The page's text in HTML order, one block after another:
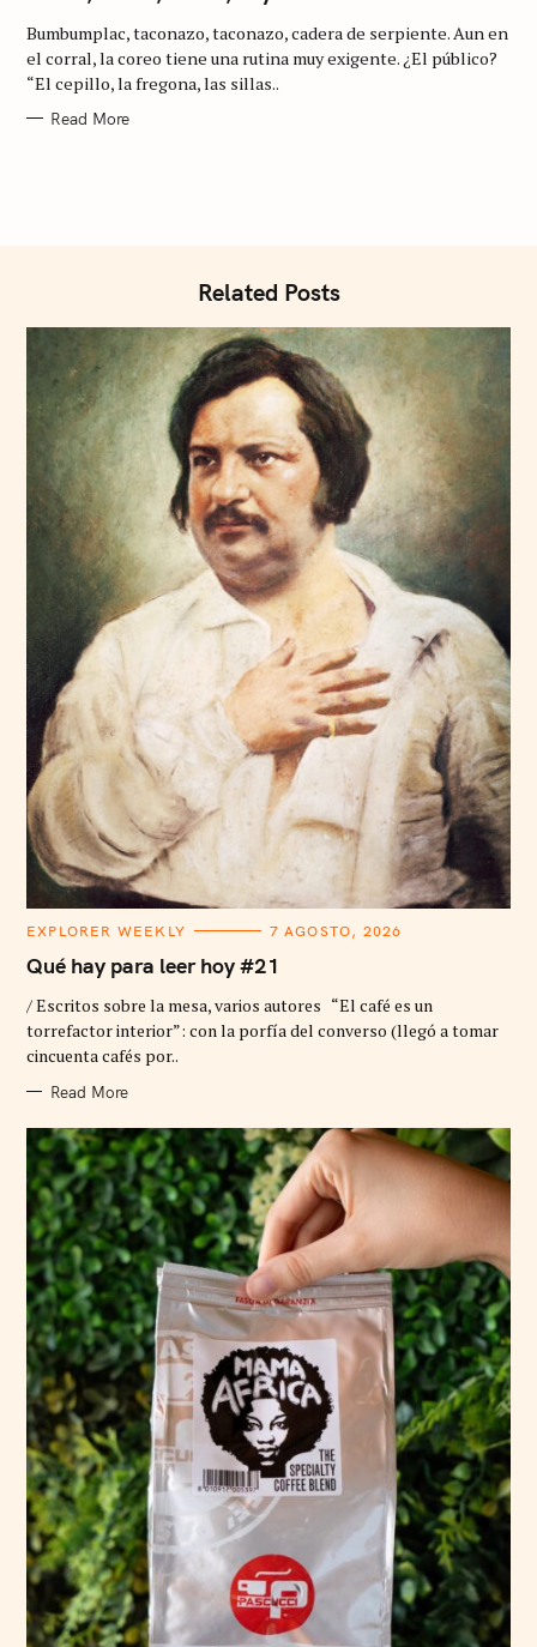
O
R
I
E
Bumbumplac, taconazo, taconazo, cadera de serpiente. Aun en
el corral, la coreo tiene una rutina muy exigente. ¿El público?
“El cepillo, la fregona, las sillas..
Read More
Related Posts
C
T
E
O
R
I
E
EXPLORER WEEKLY 7 AGOSTO, 2026
Qué hay para leer hoy #21
/ Escritos sobre la mesa, varios autores “El café es un
torrefactor interior”: con la porfía del converso (llegó a tomar
cincuenta cafés por..
Read More
S